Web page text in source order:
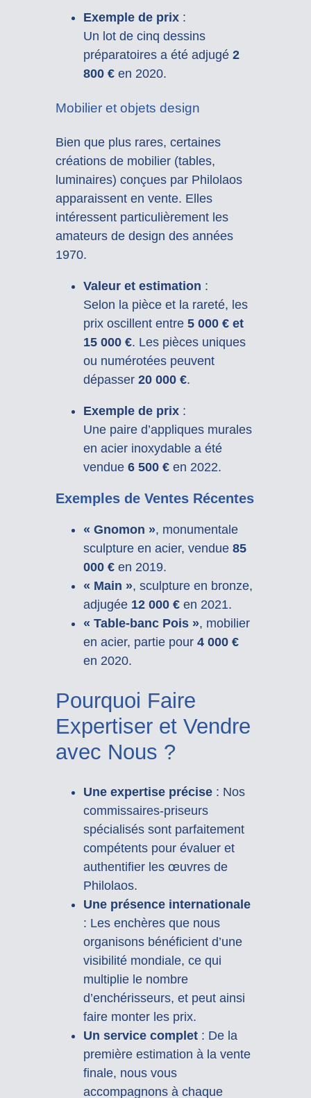
Exemple de prix:
Un lot de cinq dessins
préparatoires a été adjugé 2
800 €en 2020.
Mobilier et objets design
Bien que plus rares, certaines
créations de mobilier (tables,
luminaires) conçues par Philolaos
apparaissent en vente. Elles
intéressent particulièrement les
amateurs de design des années
1970.
Valeur et estimation :
Selon la pièce et la rareté, les
prix oscillent entre 5 000 € et
15 000 €. Les pièces uniques
ou numérotées peuvent
dépasser 20 000 €.
Exemple de prix:
Une paire d’appliques murales
en acier inoxydable a été
vendue 6 500 €en 2022.
Exemples de Ventes Récentes
« Gnomon », monumentale
sculpture en acier, vendue 85
000 €en 2019.
« Main », sculpture en bronze,
adjugée 12 000 €en 2021.
« Table-banc Pois », mobilier
en acier, partie pour 4 000 €
en 2020.
Pourquoi Faire
Expertiser et Vendre
avec Nous ?
Une expertise précise: Nos
commissaires-priseurs
spécialisés sont parfaitement
compétents pour évaluer et
authentifier les œuvres de
Philolaos.
Une présence internationale
: Les enchères que nous
organisons bénéficient d’une
visibilité mondiale, ce qui
multiplie le nombre
d’enchérisseurs, et peut ainsi
faire monter les prix.
Un service complet: De la
première estimation à la vente
finale, nous vous
accompagnons à chaque